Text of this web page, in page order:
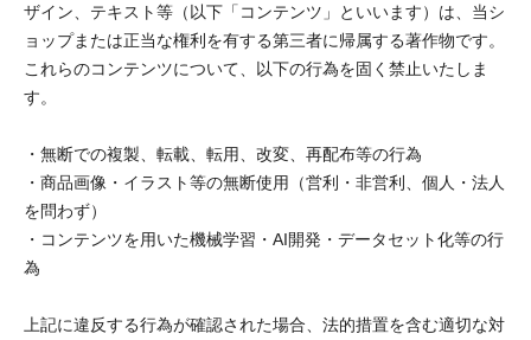
ザイン、テキスト等（以下「コンテンツ」といいます）は、当シ
ョップまたは正当な権利を有する第三者に帰属する著作物です。
これらのコンテンツについて、以下の行為を固く禁止いたしま
す。
・無断での複製、転載、転用、改変、再配布等の行為
・商品画像・イラスト等の無断使用（営利・非営利、個人・法人
を問わず）
・コンテンツを用いた機械学習・AI開発・データセット化等の行
為
上記に違反する行為が確認された場合、法的措置を含む適切な対